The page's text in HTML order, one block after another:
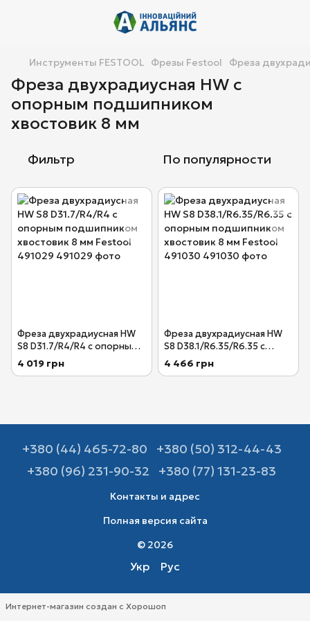
Инструменты FESTOOL Фрезы Festool Фреза
Фреза двухрадиусная HW с
опорным подшипником
хвостовик 8 мм
Фильтр По популярности
Фреза двухрадиусная HW
S8 D31.7/R4/R4 с опорным
подшипником хвостовик 8
мм Festool 491029
4 019 грн
Фреза двухрадиусная HW
S8 D38.1/R6.35/R6.35 с
опорным подшипником
хвостовик 8 мм Festool
4 466 грн
+380 (44) 465-72-80
+380 (50) 312-44-43
+380 (96) 231-90-32
+380 (77) 131-23-83
Контакты и адрес
Полная версия сайта
© 2026
Укр Рус
Интернет-магазин создан с Хорошоп